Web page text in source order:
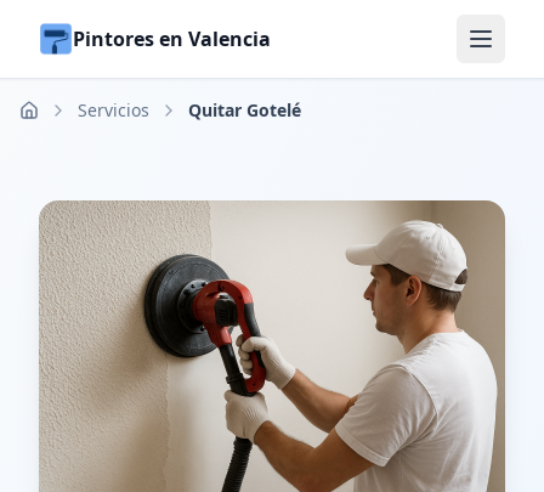
Pintores en Valencia
Inicio Servicios Quitar Gotelé